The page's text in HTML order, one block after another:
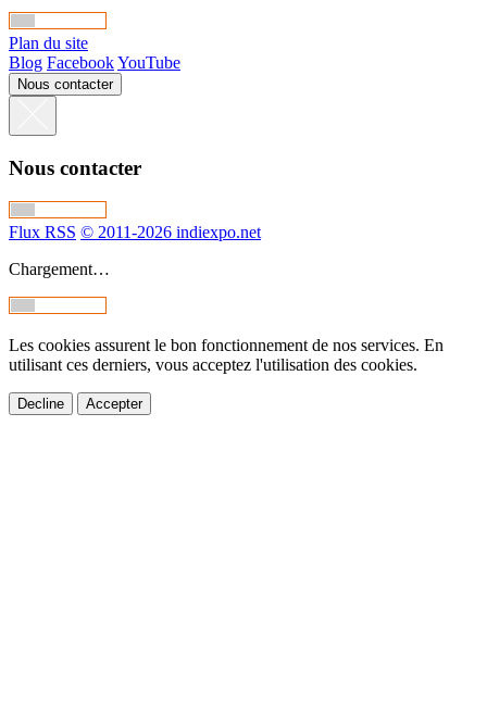
Plan du site
Blog FacebookYouTube
Nous contacter
Nous contacter
Flux RSS © 2011-2026 indiexpo.net
Chargement…
Les cookies assurent le bon fonctionnement de nos services. En
utilisant ces derniers, vous acceptez l'utilisation des cookies.
Decline Accepter